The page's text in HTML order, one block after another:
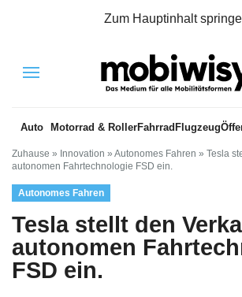
Zum Hauptinhalt
Menu
Auto Motorrad & RollerFahrrad Flugzeug
Zuhause » Innovation » Autonomes Fahren » Tesla
autonomen Fahrtechnologie FSD ein.
Autonomes Fahren
Tesla stellt den
autonomen
FSD ein.